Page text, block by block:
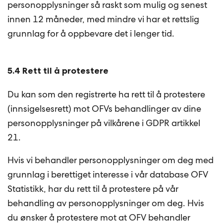
personopplysninger så raskt som mulig og senest
innen 12 måneder, med mindre vi har et rettslig
grunnlag for å oppbevare det i lenger tid.
5.4 Rett til å protestere
Du kan som den registrerte ha rett til å protestere
(innsigelsesrett) mot OFVs behandlinger av dine
personopplysninger på vilkårene i GDPR artikkel
21.
Hvis vi behandler personopplysninger om deg med
grunnlag i berettiget interesse i vår database OFV
Statistikk, har du rett til å protestere på vår
behandling av personopplysninger om deg. Hvis
du ønsker å protestere mot at OFV behandler